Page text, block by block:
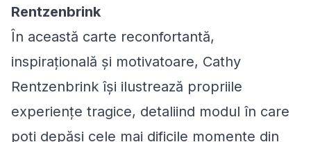
Rentzenbrink
În această carte reconfortantă,
inspirațională și motivatoare, Cathy
Rentzenbrink își ilustrează propriile
experiențe tragice, detaliind modul în care
poți depăși cele mai dificile momente din